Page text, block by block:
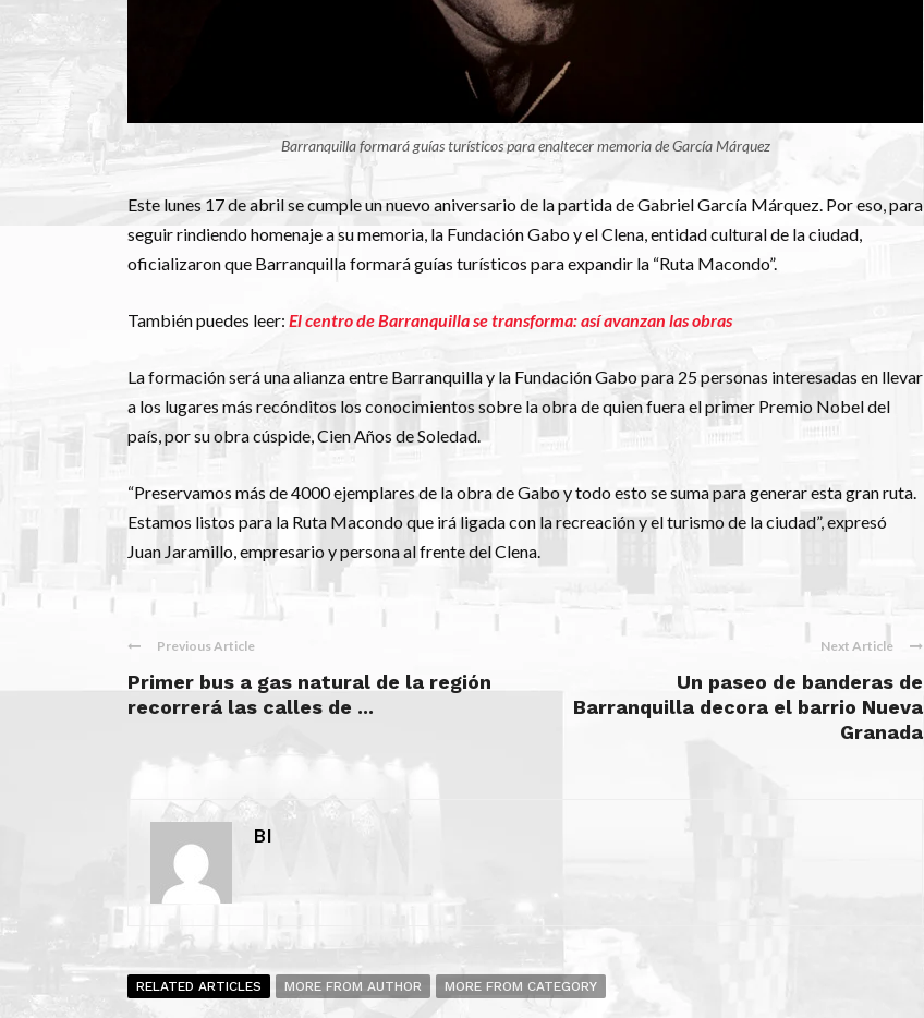
Barranquilla formará guías turísticos para enaltecer memoria de García Márquez
Este lunes 17 de abril se cumple un nuevo aniversario de la partida de Gabriel García Márquez. Por eso, para
seguir rindiendo homenaje a su memoria, la Fundación Gabo y el Clena, entidad cultural de la ciudad,
oficializaron que Barranquilla formará guías turísticos para expandir la “Ruta Macondo”.
También puedes leer: El centro de Barranquilla se transforma: así avanzan las obras
La formación será una alianza entre Barranquilla y la Fundación Gabo para 25 personas interesadas en llevar
a los lugares más recónditos los conocimientos sobre la obra de quien fuera el primer Premio Nobel del
país, por su obra cúspide, Cien Años de Soledad.
“Preservamos más de 4000 ejemplares de la obra de Gabo y todo esto se suma para generar esta gran ruta.
Estamos listos para la Ruta Macondo que irá ligada con la recreación y el turismo de la ciudad”, expresó
Juan Jaramillo, empresario y persona al frente del Clena.
Previous Article
Primer bus a gas natural de la región
recorrerá las calles de ...
Next Article
Un paseo de banderas de
Barranquilla decora el barrio Nueva
Granada
BI
RELATED ARTICLES MORE FROM AUTHOR MORE FROM CATEGORY